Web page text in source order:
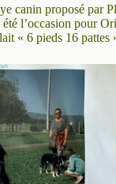
canin proposé par
l’occasion pour
« 6 pieds 16